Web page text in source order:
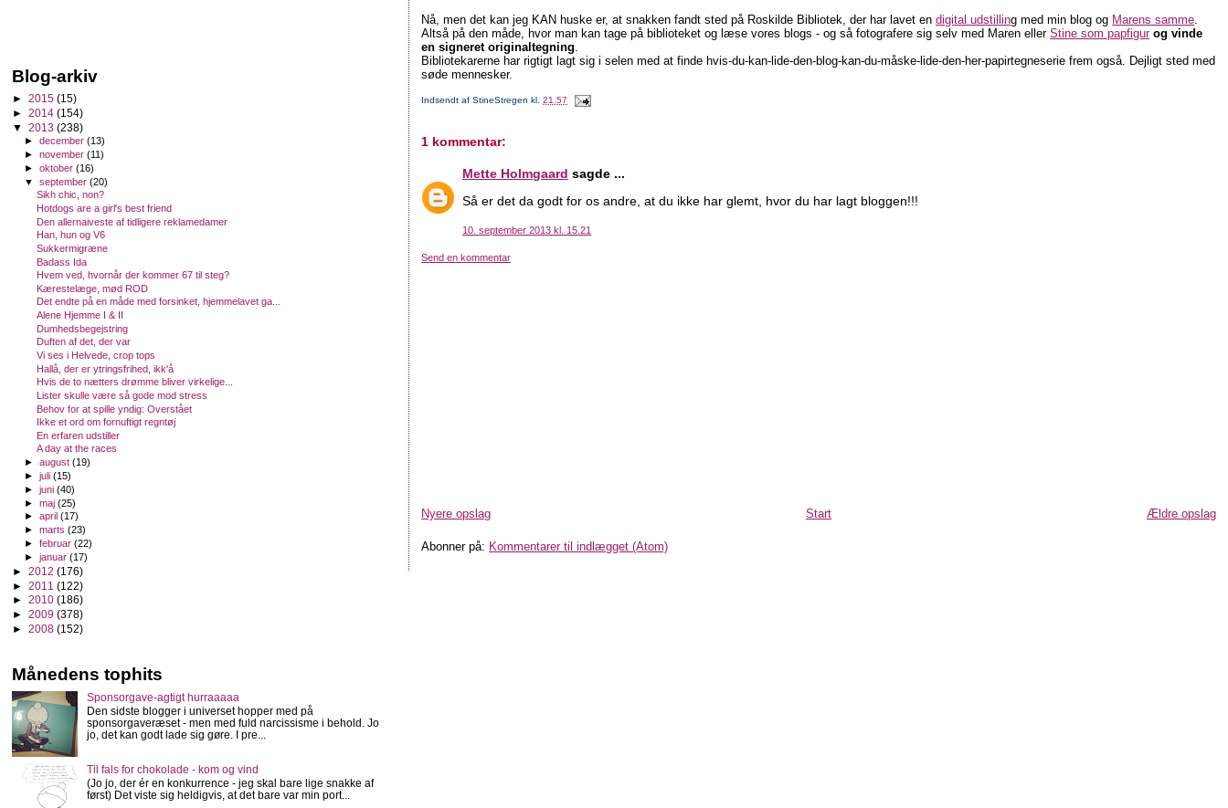
Nå, men det kan jeg KAN huske er, at snakken fandt sted på Roskilde Bibliotek, der har lavet endigital udstilling med min blog og Marens samme.
Altså på den måde, hvor man kan tage på biblioteket og læse vores blogs - og så fotografere sig selv med Maren ellerStine som papfigur og vinde
en signeret originaltegning.
Bibliotekarerne har rigtigt lagt sig i selen med at finde hvis-du-kan-lide-den-blog-kan-du-måske-lide-den-her-papirtegneserie frem også. Dejligt sted med
søde mennesker.
Indsendt afStineStregen kl.21.57
1 kommentar:
Mette Holmgaard sagde ...
Så er det da godt for os andre, at du ikke har glemt, hvor du har lagt bloggen!!!
10. september 2013 kl. 15.21
Send en kommentar
Nyere opslag Ældre opslag
Start
Abonner på: Kommentarer til indlægget (Atom)
Blog-arkiv
► 2015 (15)
► 2014 (154)
▼ 2013 (238)
►december(13)
►november(11)
►oktober(16)
▼september(20)
Sikh chic, non?
Hotdogs are a girl's best friend
Den allernaiveste af tidligere reklamedamer
Han, hun og V6
Sukkermigræne
Badass Ida
Hvem ved, hvornår der kommer 67 til steg?
Kærestelæge, mød ROD
Det endte på en måde med forsinket, hjemmelavet ga...
Alene Hjemme I & II
Dumhedsbegejstring
Duften af det, der var
Vi ses i Helvede, crop tops
Hallå, der er ytringsfrihed, ikk'å
Hvis de to nætters drømme bliver virkelige...
Lister skulle være så gode mod stress
Behov for at spille yndig: Overstået
Ikke et ord om fornuftigt regntøj
En erfaren udstiller
A day at the races
►august(19)
►juli(15)
►juni(40)
►maj(25)
►april(17)
►marts(23)
►februar(22)
►januar(17)
► 2012 (176)
► 2011 (122)
► 2010 (186)
► 2009 (378)
► 2008 (152)
Månedens tophits
Sponsorgave-agtigt hurraaaaa
Den sidste blogger i universet hopper med på
sponsorgaveræset - men med fuld narcissisme i behold. Jo
jo, det kan godt lade sig gøre. I pre...
Til fals for chokolade - kom og vind
(Jo jo, der ér en konkurrence - jeg skal bare lige snakke af
først) Det viste sig heldigvis, at det bare var min port...